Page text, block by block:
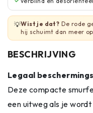
💡Wist je dat? De rode
hij schuimt dan meer
BESCHRIJVING
Legaal
Deze compacte
een uitweg als je